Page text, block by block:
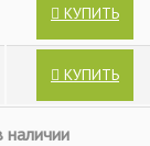
КУПИТЬ
КУПИТЬ
наличии